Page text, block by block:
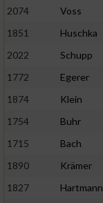
2074
Voss
1851
Huschka
2022
Schupp
1772
Egerer
1874
Klein
1754
Buhr
1715
Bach
1890
Krämer
1827
Hartmann